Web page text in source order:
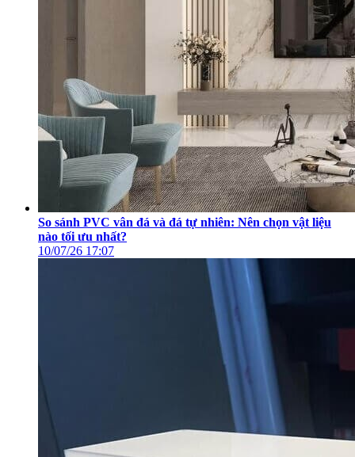
So sánh PVC vân đá và đá tự nhiên: Nên chọn vật liệu
nào tối ưu nhất?
10/07/26 17:07